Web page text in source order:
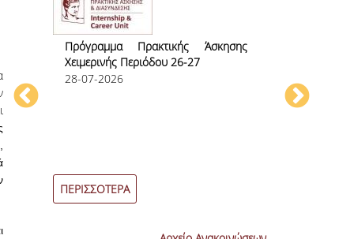
Πρόγραμμα Πρακτικής Άσκησης
Χειμερινής Περιόδου 26-27
28-07-2026
ΠΕΡΙΣΣΟΤΕΡΑ